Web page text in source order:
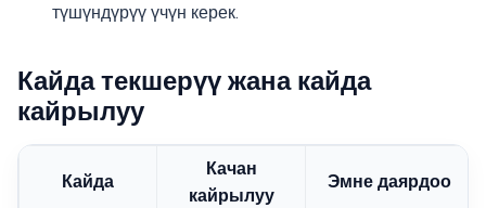
түшүндүрүү үчүн керек.
Кайда текшерүү жана кайда
кайрылуу
Кайда
Качан
кайрылуу
Эмне даярдоо